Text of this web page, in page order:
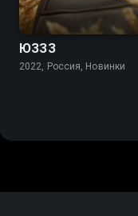
ЮЗЗЗ
2022, Россия, Новинки